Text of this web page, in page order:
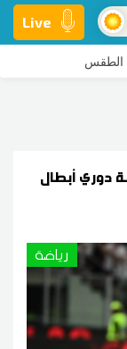
Live
الطقس
دوري أبطال
رياضة